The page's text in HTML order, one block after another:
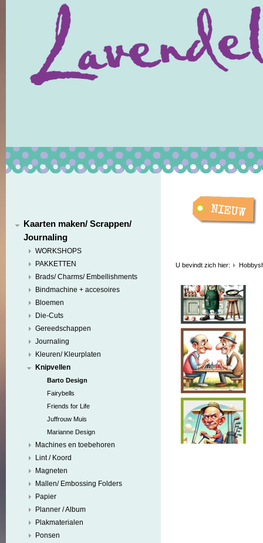
Kaarten maken/ Scrappen/
Journaling
WORKSHOPS
PAKKETTEN
Brads/ Charms/ Embellishments
Bindmachine + accesoires
Bloemen
Die-Cuts
Gereedschappen
Journaling
Kleuren/ Kleurplaten
Knipvellen
Barto Design
Fairybells
Friends for Life
Juffrouw Muis
Marianne Design
Machines en toebehoren
Lint / Koord
Magneten
Mallen/ Embossing Folders
Papier
Planner / Album
Plakmaterialen
Ponsen
U bevindt zich hier: